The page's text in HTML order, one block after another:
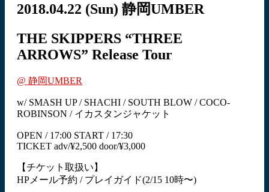
2018.04.22 (Sun) 静岡UMBER
THE SKIPPERS “THREE
ARROWS” Release Tour
@ 静岡UMBER
w/ SMASH UP / SHACHI / SOUTH BLOW / COCO-
ROBINSON / イカスタンジャケット
OPEN / 17:00 START / 17:30
TICKET adv/¥2,500 door/¥3,000
【チケット取扱い】
HPメール予約 / プレイガイド(2/15 10時〜)